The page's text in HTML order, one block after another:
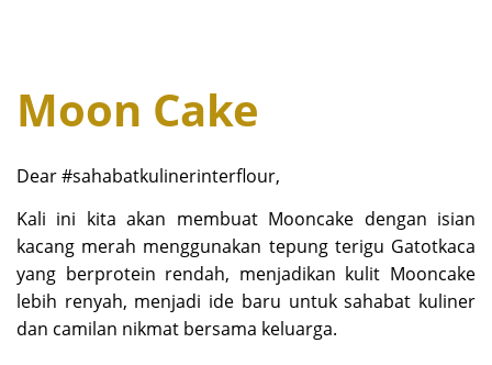
Moon Cake
Dear #sahabatkulinerinterflour,
Kali ini kita akan membuat Mooncake dengan isian
kacang merah menggunakan tepung terigu Gatotkaca
yang berprotein rendah, menjadikan kulit Mooncake
lebih renyah, menjadi ide baru untuk sahabat kuliner
dan camilan nikmat bersama keluarga.